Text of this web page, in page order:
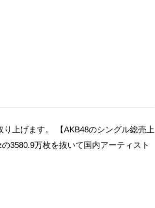
上げます。 【AKB48のシングル総売上
3580.9万枚を抜いて国内アーティスト